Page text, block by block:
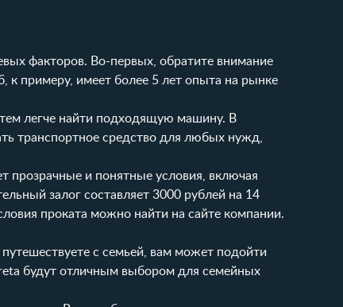
факторов. Во-первых, обратите внимание
к примеру, имеет более 5 лет опыта на рынке
легче найти подходящую машину. В
транспортное средство для любых нужд,
прозрачные и понятные условия, включая
залог составляет 3000 рублей на 14
проката можно найти на сайте компании.
с семьей, вам может подойти
будут отличным выбором для семейных